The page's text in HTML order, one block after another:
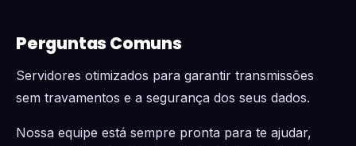
Perguntas Comuns
Servidores otimizados para garantir transmissões
sem travamentos e a segurança dos seus dados.
Nossa equipe está sempre pronta para te ajudar,